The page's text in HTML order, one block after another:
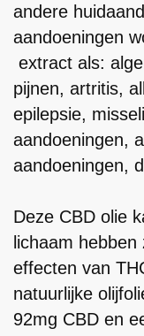
andere
aandoeningen
extract als:
pijnen, artritis,
epilepsie,
aandoeningen,
aandoeningen,
Deze CBD olie
lichaam
effecten van
natuurlijke
92mg CBD en